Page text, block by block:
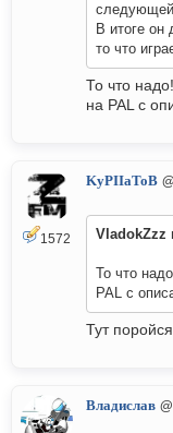
следующей
В итоге он
то что
То что
на PAL с
1572
KyPIIaToB
VladokZzz
То что
PAL с
Тут поройся
Владислав